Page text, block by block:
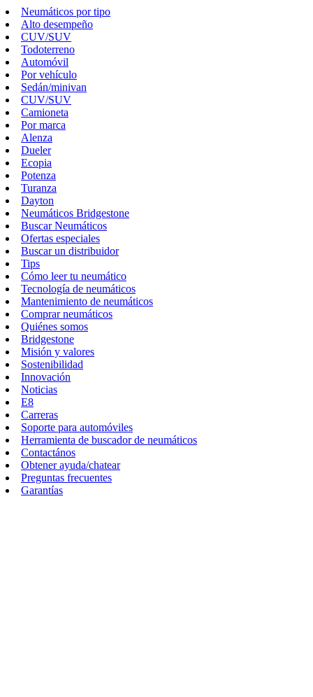
Neumáticos por tipo
Alto desempeño
CUV/SUV
Todoterreno
Automóvil
Por vehículo
Sedán/minivan
CUV/SUV
Camioneta
Por marca
Alenza
Dueler
Ecopia
Potenza
Turanza
Dayton
Neumáticos Bridgestone
Buscar Neumáticos
Ofertas especiales
Buscar un distribuidor
Tips
Cómo leer tu neumático
Tecnología de neumáticos
Mantenimiento de neumáticos
Comprar neumáticos
Quiénes somos
Bridgestone
Misión y valores
Sostenibilidad
Innovación
Noticias
E8
Carreras
Soporte para automóviles
Herramienta de buscador de neumáticos
Contactános
Obtener ayuda/chatear
Preguntas frecuentes
Garantías